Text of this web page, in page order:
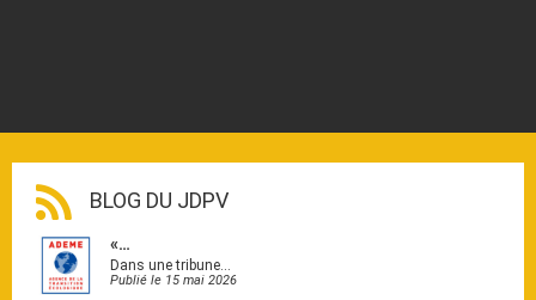
BLOG DU JDPV
«…
Dans une tribune…
Publié le 15 mai 2026